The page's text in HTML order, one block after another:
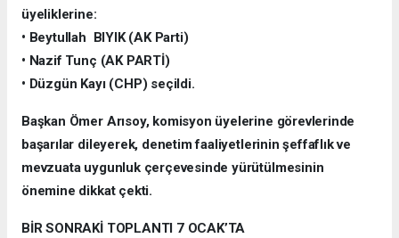
üyeliklerine:
• Beytullah BIYIK (AK Parti)
• Nazif Tunç (AK PARTİ)
• Düzgün Kayı (CHP) seçildi.
Başkan Ömer Arısoy, komisyon üyelerine görevlerinde
başarılar dileyerek, denetim faaliyetlerinin şeffaflık ve
mevzuata uygunluk çerçevesinde yürütülmesinin
önemine dikkat çekti.
BİR SONRAKİ TOPLANTI 7 OCAK’TA